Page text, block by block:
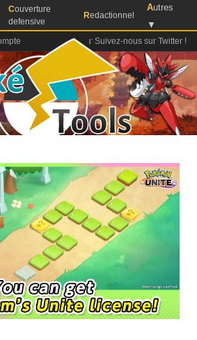
Couverture
defensive
Redactionnel
Autres
▼
𝕣 Suivez-nous sur Twitter !